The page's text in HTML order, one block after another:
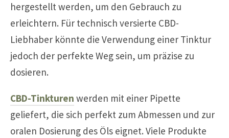
hergestellt werden, um den Gebrauch zu
erleichtern. Für technisch versierte CBD-
Liebhaber könnte die Verwendung einer Tinktur
jedoch der perfekte Weg sein, um präzise zu
dosieren.
CBD-Tinkturen werden mit einer Pipette
geliefert, die sich perfekt zum Abmessen und zur
oralen Dosierung des Öls eignet. Viele Produkte